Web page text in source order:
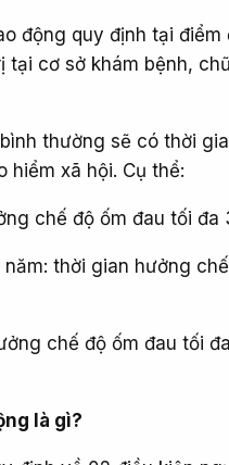
động quy định tại điểm
cơ sở khám bệnh,
thường sẽ có thời
hiểm xã hội. Cụ thể:
chế độ ốm đau tối đa
thời gian hưởng
chế độ ốm đau tối
là gì?